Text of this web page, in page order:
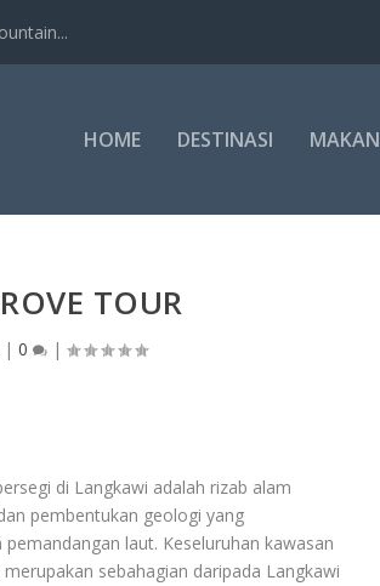
HOME DESTINASI MAKAN
TOUR
|0 |
di Langkawi adalah rizab alam
pembentukan geologi yang
laut. Keseluruhan kawasan
sebahagian daripada Langkawi